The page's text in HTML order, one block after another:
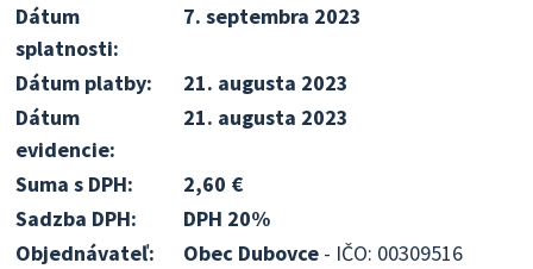
Dátum
splatnosti:
7. septembra 2023
Dátum platby:
21. augusta 2023
Dátum
evidencie:
21. augusta 2023
Suma s DPH:
2,60 €
Sadzba DPH:
DPH 20%
Objednávateľ:
Obec Dubovce - IČO: 00309516